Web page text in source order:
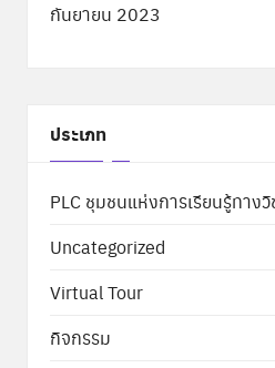
กันยายน 2023
ประเภท
PLC ชุมชนแห่งการเรียนรู้ทาง
Uncategorized
Virtual Tour
กิจกรรม